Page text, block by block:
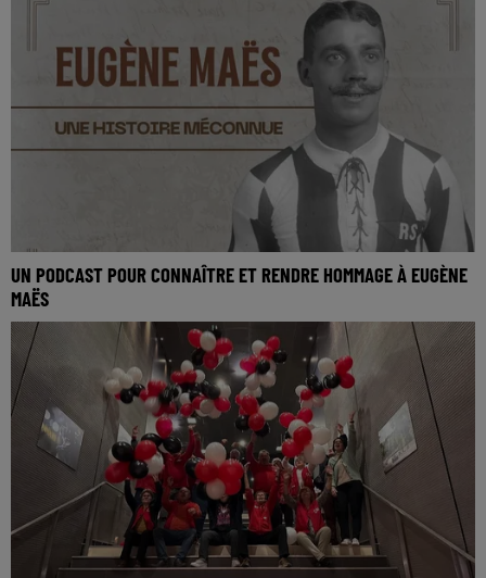
UN PODCAST POUR CONNAÎTRE ET RENDRE HOMMAGE À EUGÈNE
MAËS